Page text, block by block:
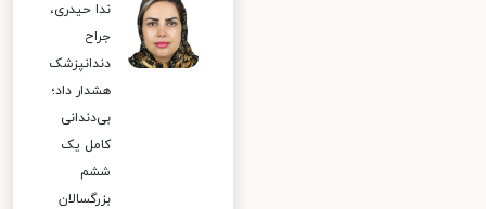
ندا حیدری،
جراح
دندانپزشک
هشدار داد؛
بی‌دندانی
کامل یک
ششم
بزرگسالان